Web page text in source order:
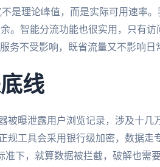
是理论峰值，而是实际可用速率。
。智能分流功能也很实用，只有访
务不受影响，既省流量又不影响日
线
被曝泄露用户浏览记录，涉及十
规工具会采用银行级加密，数据走
准下，就算数据被拦截，破解也需